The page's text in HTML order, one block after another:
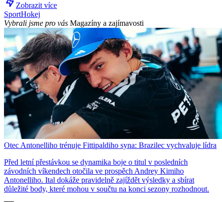
Zobrazit více
SportHokej
Vybrali jsme pro vás Magazíny a zajímavosti
Otec Antonelliho trénuje Fittipaldiho syna: Brazilec vychvaluje lídra
Před letní přestávkou se dynamika boje o titul v posledních
závodních víkendech otočila ve prospěch Andrey Kimiho
Antonelliho. Ital dokáže pravidelně zajíždět výsledky a sbírat
důležité body, které mohou v součtu na konci sezony rozhodnout.